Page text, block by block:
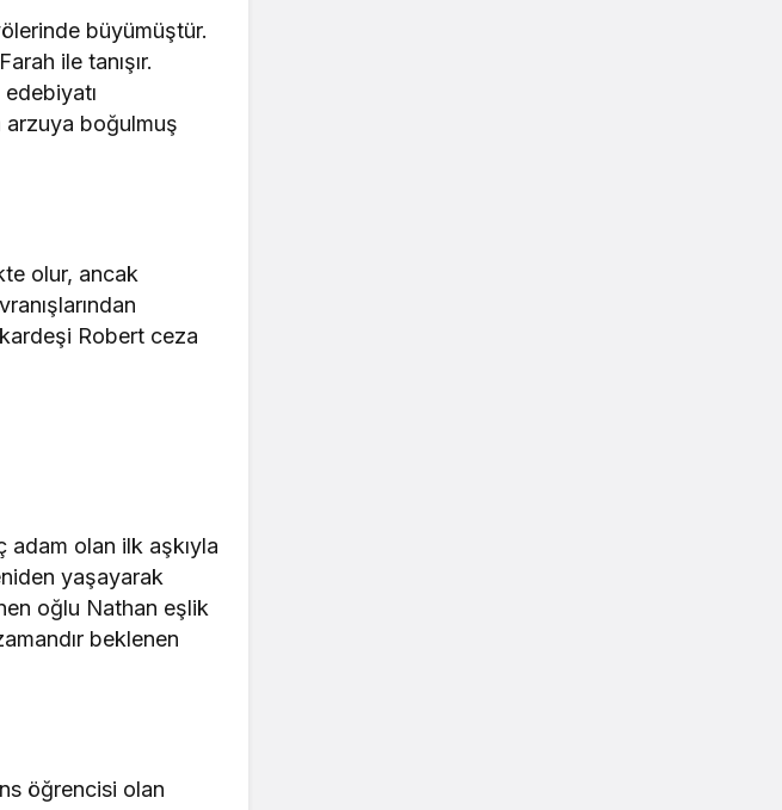
büyümüştür.
ile tanışır.
arzuya boğulmuş
olur, ancak
Robert ceza
adam olan ilk aşkıyla
yaşayarak
oğlu Nathan eşlik
beklenen
öğrencisi olan